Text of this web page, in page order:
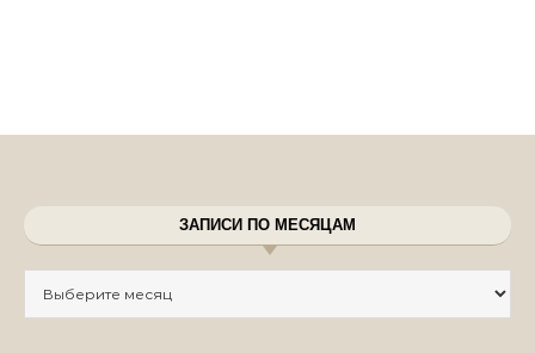
ЗАПИСИ ПО МЕСЯЦАМ